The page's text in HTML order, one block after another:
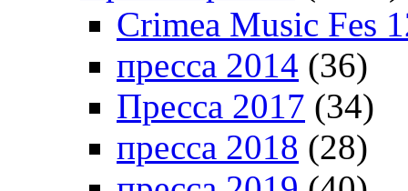
Crimea Music Fes
пресса 2014 (36)
Пресса 2017 (34)
пресса 2018 (28)